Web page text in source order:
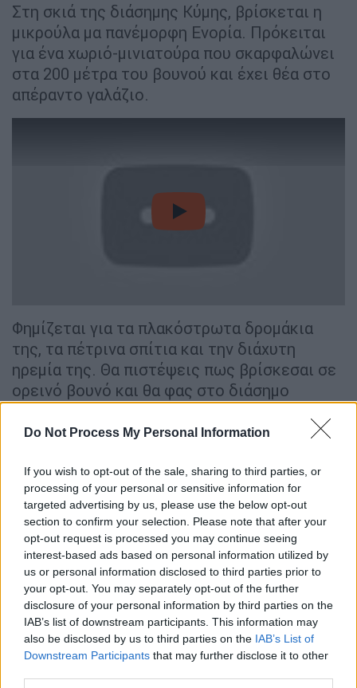
Do Not Process My Personal Information
If you wish to opt-out of the sale, sharing to third parties, or
processing of your personal or sensitive information for
targeted advertising by us, please use the below opt-out
section to confirm your selection. Please note that after your
opt-out request is processed you may continue seeing
interest-based ads based on personal information utilized by
us or personal information disclosed to third parties prior to
your opt-out. You may separately opt-out of the further
disclosure of your personal information by third parties on the
IAB’s list of downstream participants. This information may
also be disclosed by us to third parties on the IAB’s List of
Downstream Participants that may further disclose it to other
Στη σκιά της διάσημης Κύμης, βρίσκεται η
μικρούλα μα πανέμορφη Ενορία. Πρόκειται
για ένα χωριό-μινιατούρα που σκαρφαλώνει
στα 200 μέτρα του βουνού και έχει θέα στο
απέραντο γαλάζιο.
video
Φημίζεται για τα πλακόστρωτα δρομάκια
της, τα πέτρινα σπίτια και την διάχυτη
ηρεμία της. Θα πιστέψεις πως βρίσκεσαι σε
ορεινό βουνό και θα φας στο διάσημο
πεντανόστιμα και οικονομικά. Αυτή είναι μια
Καμπιά
Στο πιο κεντρικό σημείο της Εύβοιας, θα
συναντήσεις ένα άγνωστο, αλλά πανέμορφο
χωριουδάκι με πλούσια βλάστηση.
Τα Καμπιά καλύπτονται από τρεχούμενα
νερά, πυκνά δέντρα και βρίσκονται στην
κορυφή του φαραγγιού του Χάβου. Η
εκδρομή στα Καμπιά κάθε εποχή του χρόνου,
είναι εμπειρία ιδιαίτερη καθώς όσο